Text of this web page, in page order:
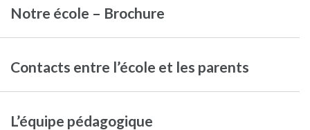
Notre école – Brochure
Contacts entre l’école et les parents
L’équipe pédagogique